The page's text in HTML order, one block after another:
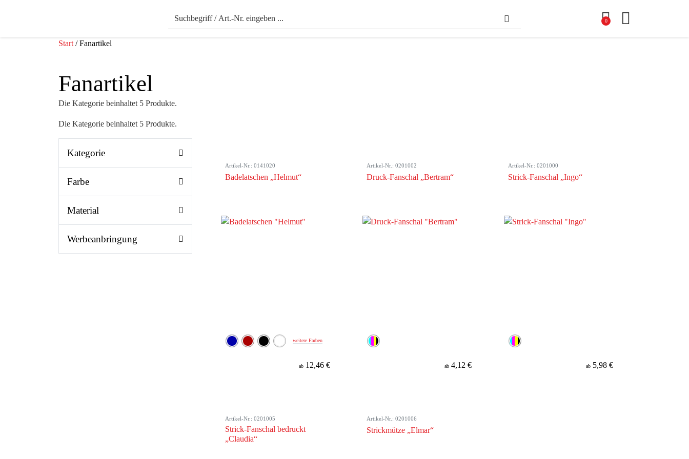
0
Start / Fanartikel
Fanartikel
Die Kategorie beinhaltet 5 Produkte.
Die Kategorie beinhaltet 5 Produkte.
Kategorie
Farbe
Material
Werbeanbringung
Artikel-Nr.: 0141020
Badelatschen „Helmut“
weitere Farben
ab 12,46 €
Artikel-Nr.: 0201002
Druck-Fanschal „Bertram“
ab 4,12 €
Artikel-Nr.: 0201000
Strick-Fanschal „Ingo“
ab 5,98 €
Artikel-Nr.: 0201005
Strick-Fanschal bedruckt
„Claudia“
Artikel-Nr.: 0201006
Strickmütze „Elmar“